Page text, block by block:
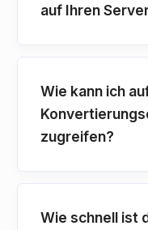
auf Ihren
Wie kann ich
zugreifen?
Wie schnell ist